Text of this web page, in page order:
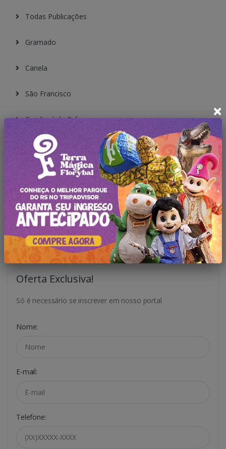
Todas Publicações
Gramado
Canela
São Francisco
Cambará do Sul
Nova Petrópolis
Caxias do Sul
Garibaldi
Bento Gonçalves
Oferta Exclusiva!
Só é necessário se inscrever em nosso portal
Nome:
E-mail:
Telefone:
×